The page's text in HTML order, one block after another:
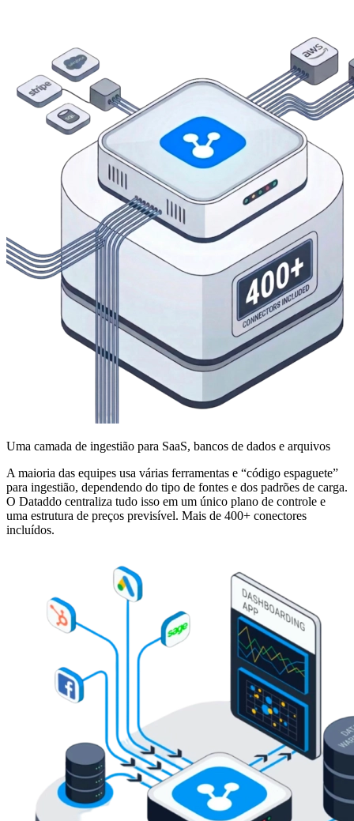
Uma camada de ingestião para SaaS, bancos de dados e arquivos
A maioria das equipes usa várias ferramentas e “código espaguete”
para ingestião, dependendo do tipo de fontes e dos padrões de carga.
O Dataddo centraliza tudo isso em um único plano de controle e
uma estrutura de preços previsível. Mais de 400+ conectores
incluídos.